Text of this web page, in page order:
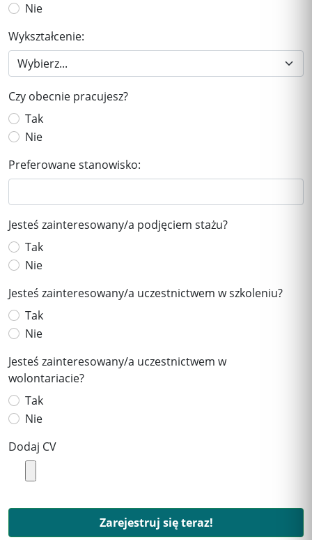
Nie
Wykształcenie:
Czy obecnie pracujesz?
Tak
Nie
Preferowane stanowisko:
Jesteś zainteresowany/a podjęciem stażu?
Tak
Nie
Jesteś zainteresowany/a uczestnictwem w szkoleniu?
Tak
Nie
Jesteś zainteresowany/a uczestnictwem w
wolontariacie?
Tak
Nie
Dodaj CV
Zarejestruj się teraz!